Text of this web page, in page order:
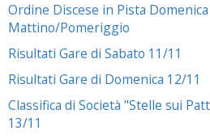
Ordine Discese in Pista
Mattino/Pomeriggio
Risultati Gare di Sabato 11/11
Risultati Gare di Domenica 12/11
Classifica di Società "Stelle sui
13/11